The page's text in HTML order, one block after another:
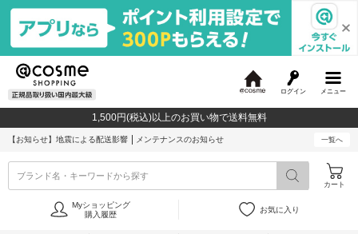
メニュー
ログイン
c
o
1,500円(税込)以上のお買い物で送料無料
【お知らせ】 地震による配送影響 メンテナンスのお知らせ 一覧へ
ブランド名・キーワードから探す
カート
Myショッピング
購入履歴
お気に入り